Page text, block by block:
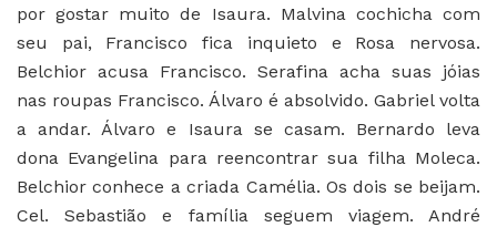
por gostar muito de Isaura. Malvina cochicha com
seu pai, Francisco fica inquieto e Rosa nervosa.
Belchior acusa Francisco. Serafina acha suas jóias
nas roupas Francisco. Álvaro é absolvido. Gabriel volta
a andar. Álvaro e Isaura se casam. Bernardo leva
dona Evangelina para reencontrar sua filha Moleca.
Belchior conhece a criada Camélia. Os dois se beijam.
Cel. Sebastião e família seguem viagem. André